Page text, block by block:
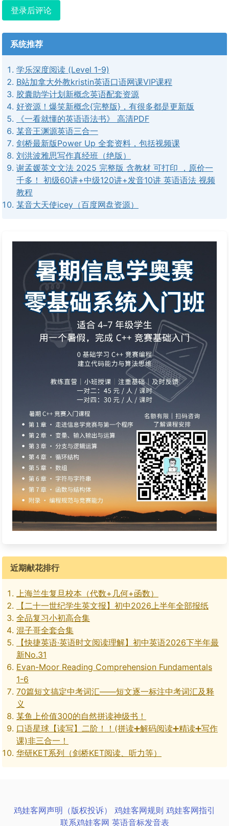
登录后评论
系统推荐
学乐深度阅读 (Level 1-9)
B站加拿大外教kristin英语口语网课VIP课程
胶囊助学计划新概念英语配套资源
好资源！爆笑新概念{完整版}，有很多都是更新版
《一看就懂的英语语法书》 高清PDF
某音王渊源英语三合一
剑桥最新版Power Up 全套资料，包括视频课
刘洪波雅思写作真经班（绝版）
谢孟媛英文文法 2025 完整版 含教材 可打印 ，原价一
千多！ 初级60讲+中级120讲+发音10讲 英语语法 视频
教程
某音大天使icey（百度网盘资源）
近期献花排行
上海兰生复旦校本（代数+几何+函数）
【二十一世纪学生英文报】初中2026上半年全部报纸
全品复习小初高合集
混子哥全套合集
【快捷英语·英语时文阅读理解】初中英语2026下半年最
新No.31
Evan-Moor Reading Comprehension Fundamentals
1-6
70篇短文搞定中考词汇——短文逐一标注中考词汇及释
义
某鱼上价值300的自然拼读神级书！
口语星球【读写】二阶！！(拼读➕解码阅读➕精读➕写作
课)非三合一！
华研KET系列（剑桥KET阅读、听力等）
鸡娃客网声明（版权投诉） 鸡娃客网规则 鸡娃客网指引
联系鸡娃客网 英语音标发音表